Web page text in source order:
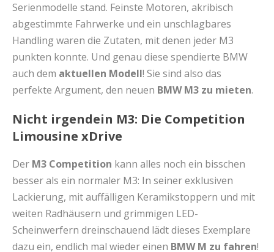
Serienmodelle stand. Feinste Motoren, akribisch
abgestimmte Fahrwerke und ein unschlagbares
Handling waren die Zutaten, mit denen jeder M3
punkten konnte. Und genau diese spendierte BMW
auch dem aktuellen Modell! Sie sind also das
perfekte Argument, den neuen BMW M3 zu mieten.
Nicht irgendein M3: Die Competition
Limousine xDrive
Der M3 Competition kann alles noch ein bisschen
besser als ein normaler M3: In seiner exklusiven
Lackierung, mit auffälligen Keramikstoppern und mit
weiten Radhäusern und grimmigen LED-
Scheinwerfern dreinschauend lädt dieses Exemplare
dazu ein, endlich mal wieder einen BMW M zu fahren!